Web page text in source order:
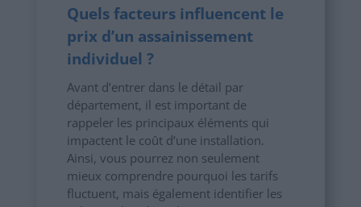
Quels facteurs influencent le
prix d’un assainissement
individuel ?
Avant d’entrer dans le détail par
département, il est important de
rappeler les principaux éléments qui
impactent le coût d’une installation.
Ainsi, vous pourrez non seulement
mieux comprendre pourquoi les tarifs
fluctuent, mais également identifier les